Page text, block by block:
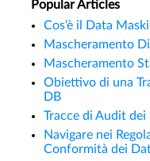
Popular Articles
Cos’è il Data
Mascheramento
Mascheramento
Obiettivo di una
DB
Tracce di Audit dei
Navigare nei
Conformità dei